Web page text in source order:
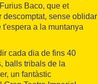
Baco, que et
descomptat, sense oblidar
a la muntanya
cada dia de fins 40
balls tribals de la
un fantàstic